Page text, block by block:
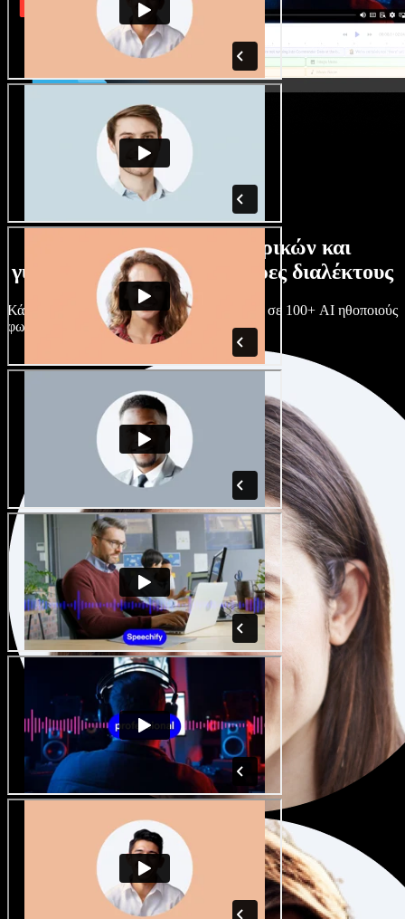
Τεράστια συλλογή ανδρικών και
γυναικείων φωνών με άπειρες διαλέκτους
Κάθε έργο είναι μοναδικό. Διάλεξε ανάμεσα σε 100+ AI ηθοποιούς
φωνής & διαλέκτους και κάν’ τους όπως θες.